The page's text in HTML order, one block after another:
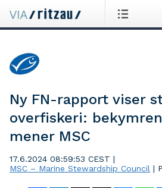
Ny FN-rapport viser
overfiskeri:
mener MSC
17.6.2024 08:59:53 CEST |
MSC – Marine Stewardship Council |